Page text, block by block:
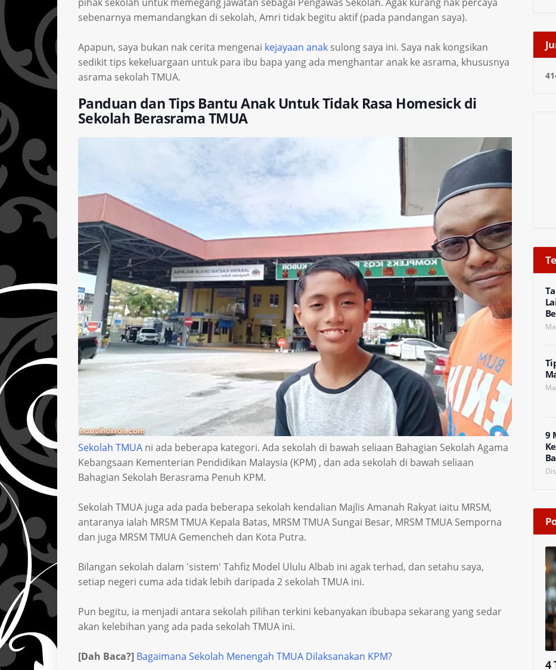
sebenarnya memandangkan di sekolah, Amri tidak begitu aktif (pada pandangan saya).
Apapun, saya bukan nak cerita mengenai kejayaan anaksulong saya ini. Saya nak kongsikan
sedikit tips kekeluargaan untuk para ibu bapa yang ada menghantar anak ke asrama, khususnya
asrama sekolah TMUA.
Panduan dan Tips Bantu Anak Untuk Tidak Rasa Homesick di
Sekolah Berasrama TMUA
Sekolah TMUAni ada beberapa kategori. Ada sekolah di bawah seliaan Bahagian Sekolah Agama
Kebangsaan Kementerian Pendidikan Malaysia (KPM) , dan ada sekolah di bawah seliaan
Bahagian Sekolah Berasrama Penuh KPM.
Sekolah TMUA juga ada pada beberapa sekolah kendalian Majlis Amanah Rakyat iaitu MRSM,
antaranya ialah MRSM TMUA Kepala Batas, MRSM TMUA Sungai Besar, MRSM TMUA Semporna
dan juga MRSM TMUA Gemencheh dan Kota Putra.
Bilangan sekolah dalam 'sistem' Tahfiz Model Ululu Albab ini agak terhad, dan setahu saya,
setiap negeri cuma ada tidak lebih daripada 2 sekolah TMUA ini.
Pun begitu, ia menjadi antara sekolah pilihan terkini kebanyakan ibubapa sekarang yang sedar
akan kelebihan yang ada pada sekolah TMUA ini.
[Dah Baca?] Bagaimana Sekolah Menengah TMUA Dilaksanakan KPM?
41
9
4